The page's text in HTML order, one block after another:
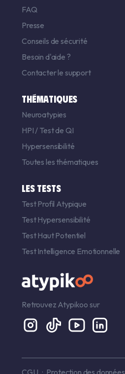
FAQ
Presse
Conseils de sécurité
Besoin d'aide ?
Contacter le support
THÉMATIQUES
Neuroatypies
HPI / Test de QI
Hypersensibilité
Toutes les thématiques
LES TESTS
Test Profil Atypique
Test Hypersensibilité
Test Haut Potentiel
Test Intelligence Emotionnelle
Retrouvez Atypikoo sur
CGU Protection des données